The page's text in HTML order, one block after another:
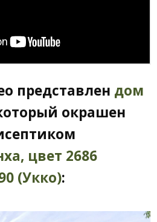
представлен дом
окрашен
цвет 2686
(Укко):